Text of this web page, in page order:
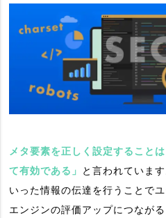
メタ要素を正しく設定すること
て有効である」
と言われていま
いった情報の伝達を行うことで
エンジンの評価アップにつなが